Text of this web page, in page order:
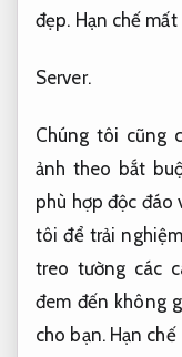
đẹp. Hạn chế
Server.
Chúng tôi cũng
ảnh theo bắt
phù hợp độc đáo
tôi để trải
treo tường các
đem đến không
cho bạn. Hạn